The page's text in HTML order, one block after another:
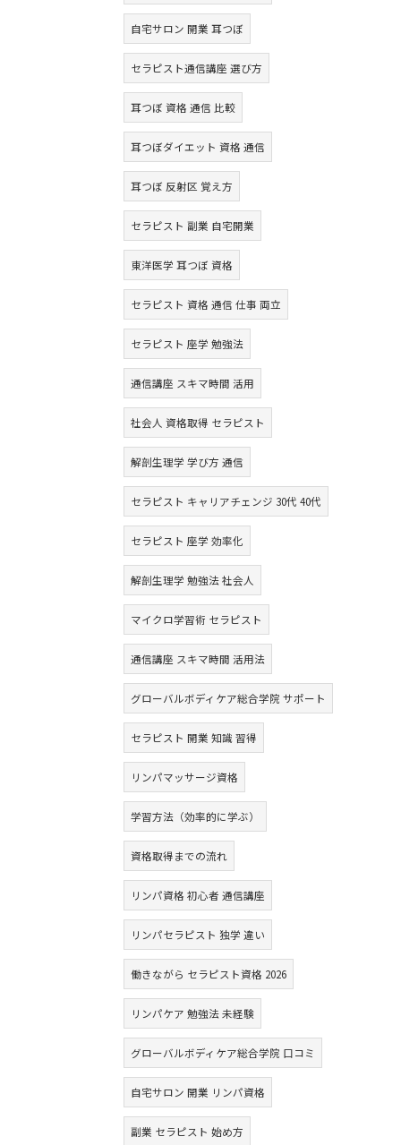
自宅サロン 開業 耳つぼ
セラピスト通信講座 選び方
耳つぼ 資格 通信 比較
耳つぼダイエット 資格 通信
耳つぼ 反射区 覚え方
セラピスト 副業 自宅開業
東洋医学 耳つぼ 資格
セラピスト 資格 通信 仕事 両立
セラピスト 座学 勉強法
通信講座 スキマ時間 活用
社会人 資格取得 セラピスト
解剖生理学 学び方 通信
セラピスト キャリアチェンジ 30代 40代
セラピスト 座学 効率化
解剖生理学 勉強法 社会人
マイクロ学習術 セラピスト
通信講座 スキマ時間 活用法
グローバルボディケア総合学院 サポート
セラピスト 開業 知識 習得
リンパマッサージ資格
学習方法（効率的に学ぶ）
資格取得までの流れ
リンパ資格 初心者 通信講座
リンパセラピスト 独学 違い
働きながら セラピスト資格 2026
リンパケア 勉強法 未経験
グローバルボディケア総合学院 口コミ
自宅サロン 開業 リンパ資格
副業 セラピスト 始め方